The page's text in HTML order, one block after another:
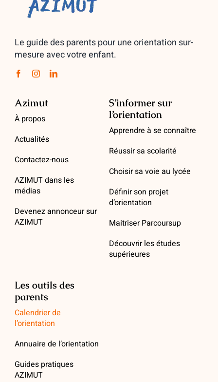
Le guide des parents pour une orientation sur-
mesure avec votre enfant.
Azimut
À propos
Actualités
Contactez-nous
AZIMUT dans les
médias
Devenez annonceur sur
AZIMUT
S’informer sur
l’orientation
Apprendre à se connaître
Réussir sa scolarité
Choisir sa voie au lycée
Définir son projet
d’orientation
Maitriser Parcoursup
Découvrir les études
supérieures
Les outils des
parents
Calendrier de
l’orientation
Annuaire de l’orientation
Guides pratiques
AZIMUT